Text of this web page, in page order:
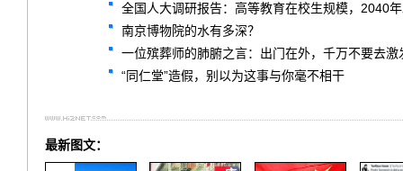
全国人大调研报告：高等教育在校生规模，2040
南京博物院的水有多深？
一位殡葬师的肺腑之言：出门在外，千万不要去激
“同仁堂”造假，别以为这事与你毫不相干
最新图文：